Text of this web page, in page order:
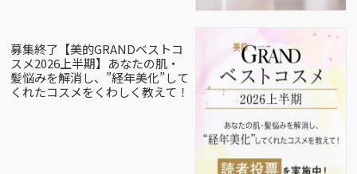
募集終了【美的GRANDベストコ
スメ2026上半期】あなたの肌・
髪悩みを解消し、”経年美化”して
くれたコスメをくわしく教えて！